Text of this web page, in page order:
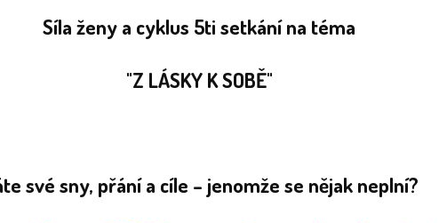
Síla ženy a cyklus 5ti setkání na téma
"Z LÁSKY K SOBĚ"
své sny, přání a cíle – jenomže se nějak neplní?